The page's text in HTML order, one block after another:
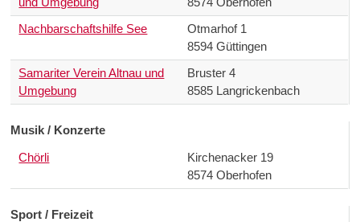
Nachbarschaftshilfe See
Otmarhof 1
8594 Güttingen
Samariter Verein Altnau und
Umgebung
Bruster 4
8585 Langrickenbach
Musik / Konzerte
Chörli
Kirchenacker 19
8574 Oberhofen
Sport / Freizeit